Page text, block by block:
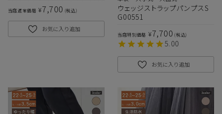
当店通常価格 ¥7,700 税込
お気に入り追加
ウェッジストラップパンプスS
G00551
当店特別価格 ¥7,700 税込
5.00
お気に入り追加